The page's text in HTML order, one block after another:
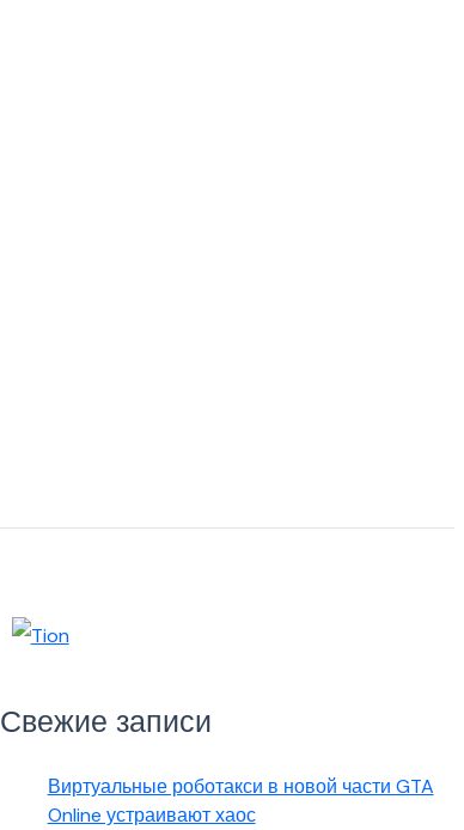
Свежие записи
Виртуальные роботакси в новой части GTA
Online устраивают хаос